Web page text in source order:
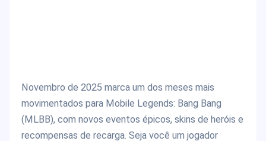
Novembro de 2025 marca um dos meses mais
movimentados para Mobile Legends: Bang Bang
(MLBB), com novos eventos épicos, skins de heróis e
recompensas de recarga. Seja você um jogador